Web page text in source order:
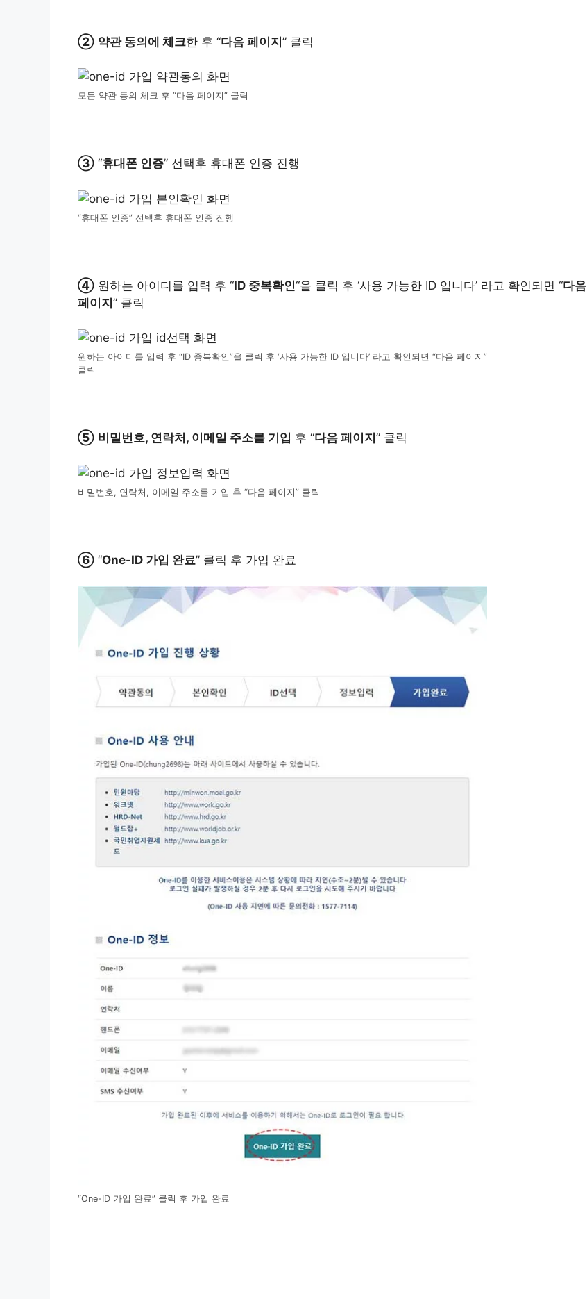
② 약관 동의에 체크한 후 “다음 페이지” 클릭
모든 약관 동의 체크 후 “다음 페이지” 클릭
③ “휴대폰 인증” 선택후 휴대폰 인증 진행
“휴대폰 인증” 선택후 휴대폰 인증 진행
④ 원하는 아이디를 입력 후 “ID 중복확인“을 클릭 후 ‘사용 가능한 ID 입니다’ 라고 확인되면 “다음
페이지” 클릭
원하는 아이디를 입력 후 “ID 중복확인”을 클릭 후 ‘사용 가능한 ID 입니다’ 라고 확인되면 “다음 페이지”
클릭
⑤ 비밀번호, 연락처, 이메일 주소를 기입 후 “다음 페이지 ” 클릭
비밀번호, 연락처, 이메일 주소를 기입 후 “다음 페이지” 클릭
⑥ “One-ID 가입 완료” 클릭 후 가입 완료
“One-ID 가입 완료” 클릭 후 가입 완료